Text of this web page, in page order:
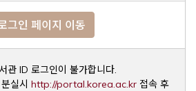
그인 페이지 이동
관 ID 로그인이 불가합니다.
실시 http://portal.korea.ac.krOpens a
접속 후